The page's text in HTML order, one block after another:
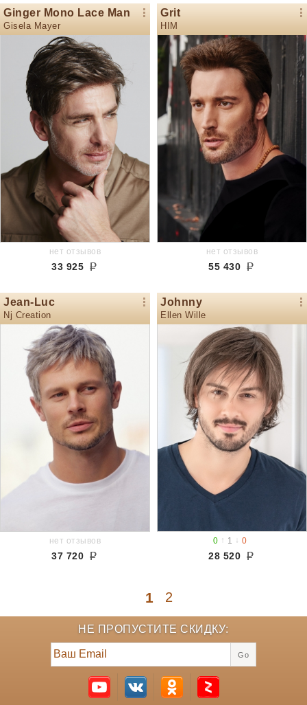
Ginger Mono Lace Man
Gisela Mayer
нет отзывов
33 925
Grit
HIM
нет отзывов
55 430
Jean-Luc
Nj Creation
нет отзывов
37 720
Johnny
Ellen Wille
0 ↑ 1 ↓0
28 520
1 2
НЕ ПРОПУСТИТЕ СКИДКУ:
Go